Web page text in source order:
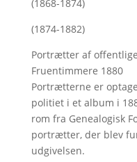
(1868-1874)
(1874-1882)
Portrætter af
Fruentimmere 1880
Portrætterne er
politiet i et album i
rom fra Genealogisk
portrætter, der blev
udgivelsen.